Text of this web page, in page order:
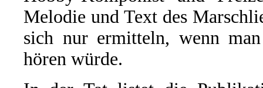
Melodie und Text des
sich nur ermitteln, wenn
hören würde.